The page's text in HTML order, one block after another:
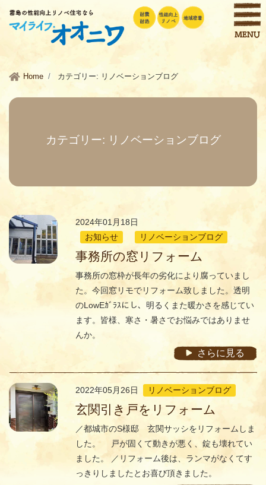
Home カテゴリー: リノベーションブログ
カテゴリー: リノベーションブログ
2024年01月18日
お知らせ
リノベーションブログ
事務所の窓リフォーム
事務所の窓枠が長年の劣化により腐っていまし
た。今回窓リモでリフォーム致しました。透明
のLowEｶﾞﾗｽにし、明るくまた暖かさを感じてい
ます。皆様、寒さ・暑さでお悩みではありませ
んか。
さらに見る
2022年05月26日 リノベーションブログ
玄関引き戸をリフォーム
／都城市のS様邸 玄関サッシをリフォームしま
した。 戸が固くて動きが悪く、錠も壊れてい
ました。 ／リフォーム後は、ランマがなくてす
っきりしましたとお喜び頂きました。